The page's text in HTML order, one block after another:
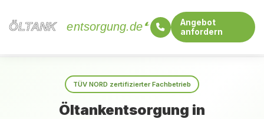
ÖLTANK
ÖLTANK entsorgung.de
Angebot
anfordern
TÜV NORD zertifizierter Fachbetrieb
Öltankentsorgung in